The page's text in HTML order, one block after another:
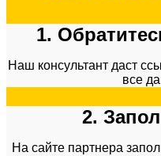
1.
Наш консультант даст
все
2.
На сайте партнера